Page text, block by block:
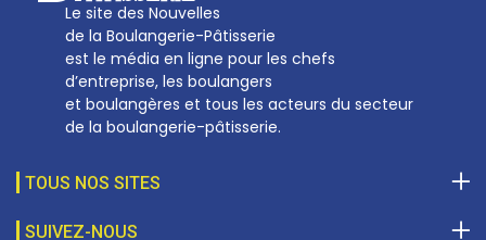
Le site des Nouvelles
de la Boulangerie-Pâtisserie
est le média en ligne pour les chefs
d’entreprise, les boulangers
et boulangères et tous les acteurs du secteur
de la boulangerie-pâtisserie.
TOUS NOS SITES
SUIVEZ-NOUS